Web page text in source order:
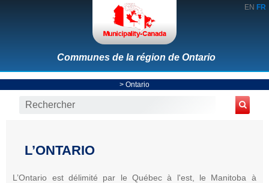
EN FR
Communes de la région de Ontario
> Ontario
L’ONTARIO
L’Ontario est délimité par le Québec à l'est, le Manitoba à